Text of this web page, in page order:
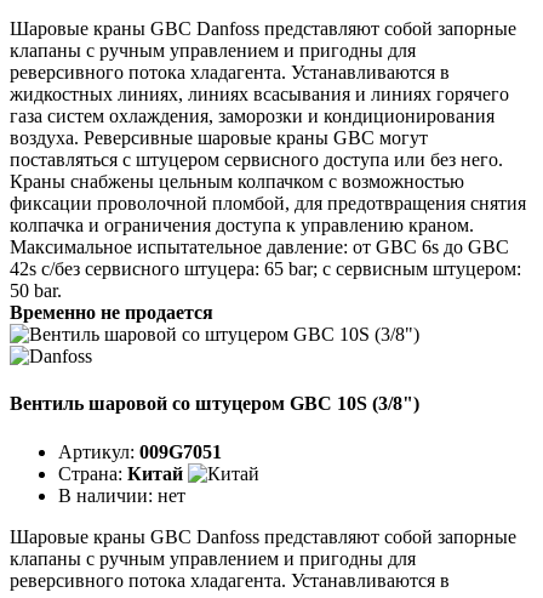
Шаровые краны GBC Danfoss представляют собой запорные
клапаны с ручным управлением и пригодны для
реверсивного потока хладагента. Устанавливаются в
жидкостных линиях, линиях всасывания и линиях горячего
газа систем охлаждения, заморозки и кондиционирования
воздуха. Реверсивные шаровые краны GBC могут
поставляться с штуцером сервисного доступа или без него.
Краны снабжены цельным колпачком с возможностью
фиксации проволочной пломбой, для предотвращения снятия
колпачка и ограничения доступа к управлению краном.
Максимальное испытательное давление: от GBC 6s до GBC
42s с/без сервисного штуцера: 65 bar; с сервисным штуцером:
50 bar.
Временно не продается
Вентиль шаровой со штуцером GBC 10S (3/8")
Артикул: 009G7051
Страна: Китай
В наличии: нет
Шаровые краны GBC Danfoss представляют собой запорные
клапаны с ручным управлением и пригодны для
реверсивного потока хладагента. Устанавливаются в